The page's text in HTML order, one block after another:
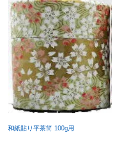
和紙貼り平茶筒 100g用